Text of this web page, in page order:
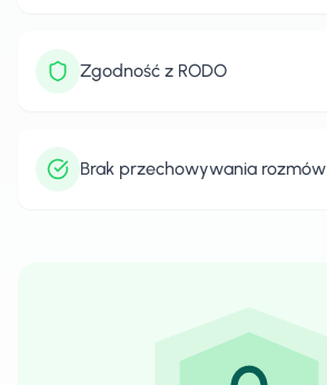
Zgodność z RODO
Brak przechowywania rozmów